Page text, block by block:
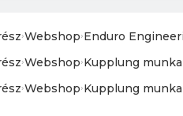
›Webshop›Enduro
›Webshop›Kupplung
›Webshop›Kupplung